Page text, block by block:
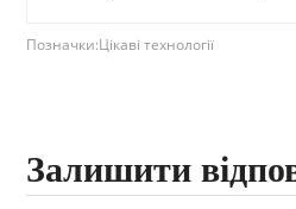
Позначки:Цікаві технології
Залишити